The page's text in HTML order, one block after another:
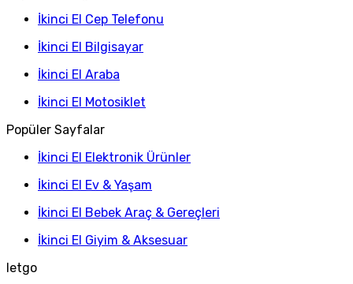
İkinci El Cep Telefonu
İkinci El Bilgisayar
İkinci El Araba
İkinci El Motosiklet
Popüler Sayfalar
İkinci El Elektronik Ürünler
İkinci El Ev & Yaşam
İkinci El Bebek Araç & Gereçleri
İkinci El Giyim & Aksesuar
letgo